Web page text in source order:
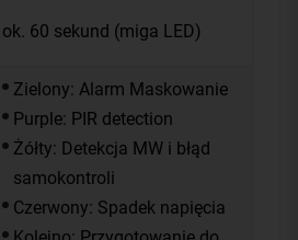
ok. 60 sekund (miga LED)
Zielony: Alarm Maskowanie
Purple: PIR detection
Żółty: Detekcja MW i błąd
samokontroli
Czerwony: Spadek napięcia